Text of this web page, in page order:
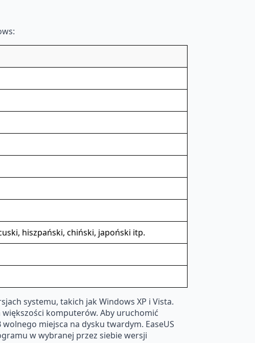
hiszpański, chiński, japoński itp.
systemu, takich jak Windows XP i Vista.
komputerów. Aby uruchomić
miejsca na dysku twardym. EaseUS
w wybranej przez siebie wersji